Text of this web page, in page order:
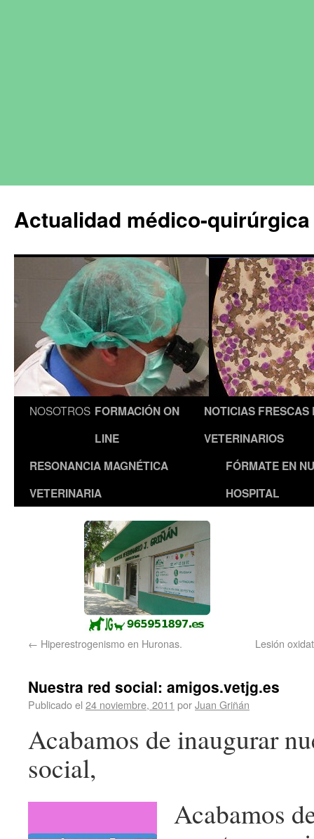
Actualidad médico-
NOSOTROS FORMACIÓN ON
LINE
NOTICIAS FRESCAS
VETERINARIOS
RESONANCIA MAGNÉTICA
VETERINARIA
FÓRMATE EN
HOSPITAL
← Hiperestrogenismo en Huronas. Lesión
Nuestra red social: amigos.vetjg.es
Publicado el 24 noviembre, 2011 porJuan Griñán
Acabamos de inaugurar
social,
Acabamos